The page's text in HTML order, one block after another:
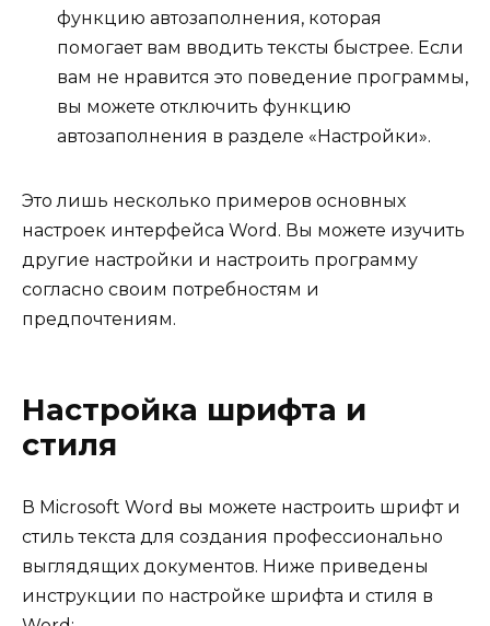
функцию автозаполнения, которая
помогает вам вводить тексты быстрее. Если
вам не нравится это поведение программы,
вы можете отключить функцию
автозаполнения в разделе «Настройки».
Это лишь несколько примеров основных
настроек интерфейса Word. Вы можете изучить
другие настройки и настроить программу
согласно своим потребностям и
предпочтениям.
Настройка шрифта и
стиля
В Microsoft Word вы можете настроить шрифт и
стиль текста для создания профессионально
выглядящих документов. Ниже приведены
инструкции по настройке шрифта и стиля в